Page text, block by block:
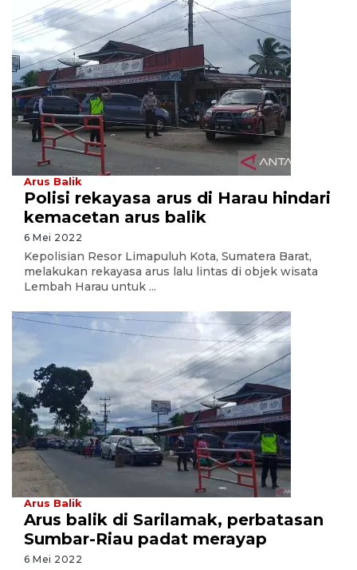
Arus Balik
Polisi rekayasa arus di Harau hindari
kemacetan arus balik
6 Mei 2022
Kepolisian Resor Limapuluh Kota, Sumatera Barat,
melakukan rekayasa arus lalu lintas di objek wisata
Lembah Harau untuk ...
Arus Balik
Arus balik di Sarilamak, perbatasan
Sumbar-Riau padat merayap
6 Mei 2022